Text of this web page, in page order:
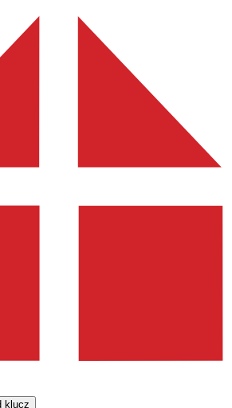
klucz